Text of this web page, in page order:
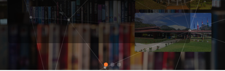
SISTEMA DE BIBLIOTECAS CHOROTEGA
MÁS INFORMACIÓN